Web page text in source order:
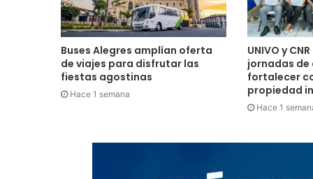
Buses Alegres amplían oferta
de viajes para disfrutar las
fiestas agostinas
Hace 1 semana
UNIVO y
jornadas
fortalecer
propiedad
Hace 1